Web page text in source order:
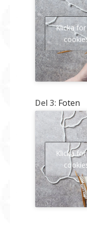
Klicka
Del 3: Foten
Klicka